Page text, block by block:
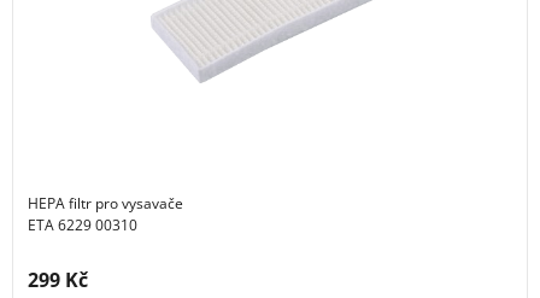
HEPA filtr pro vysavače
ETA 6229 00310
Cena s DPH:
299 Kč